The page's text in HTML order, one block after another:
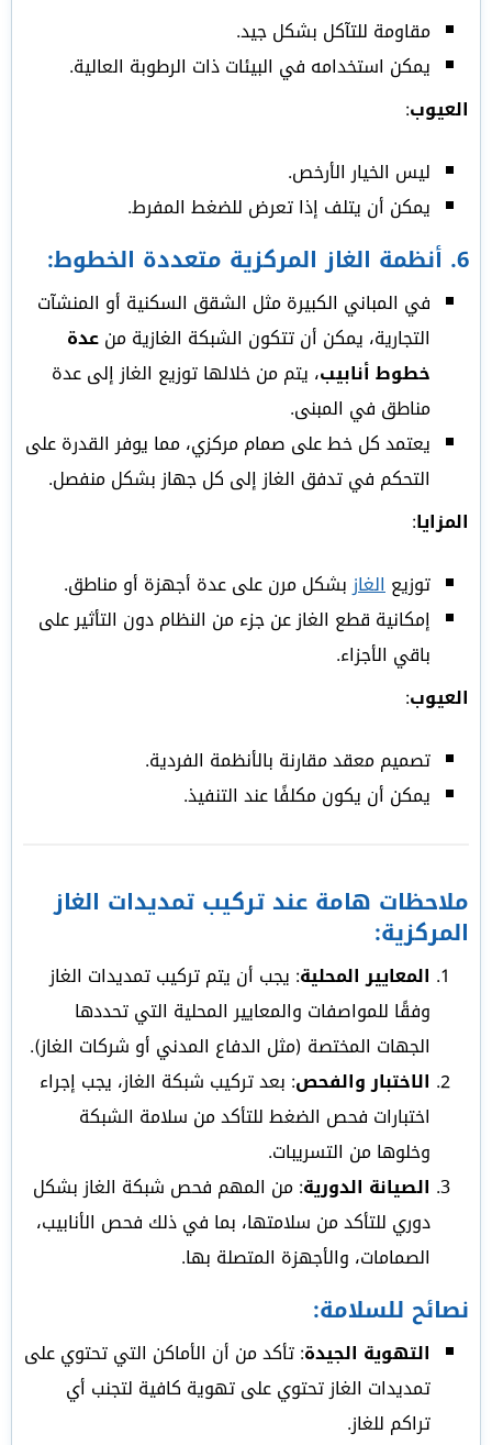
مقاومة للتآكل بشكل جيد.
يمكن استخدامه في البيئات ذات الرطوبة العالية.
العيوب:
ليس الخيار الأرخص.
يمكن أن يتلف إذا تعرض للضغط المفرط.
6. أنظمة الغاز المركزية متعددة الخطوط:
في المباني الكبيرة مثل الشقق السكنية أو المنشآت
التجارية، يمكن أن تتكون الشبكة الغازية منعدة
خطوط أنابيب، يتم من خلالها توزيع الغاز إلى عدة
مناطق في المبنى.
يعتمد كل خط على صمام مركزي، مما يوفر القدرة على
التحكم في تدفق الغاز إلى كل جهاز بشكل منفصل.
المزايا:
توزيعالغاز بشكل مرن على عدة أجهزة أو مناطق.
إمكانية قطع الغاز عن جزء من النظام دون التأثير على
باقي الأجزاء.
العيوب:
تصميم معقد مقارنة بالأنظمة الفردية.
يمكن أن يكون مكلفًا عند التنفيذ.
ملاحظات هامة عند تركيب تمديدات الغاز
المركزية:
المعايير المحلية: يجب أن يتم تركيب تمديدات الغاز
وفقًا للمواصفات والمعايير المحلية التي تحددها
الجهات المختصة (مثل الدفاع المدني أو شركات الغاز).
الاختبار والفحص: بعد تركيب شبكة الغاز، يجب إجراء
اختبارات فحص الضغط للتأكد من سلامة الشبكة
وخلوها من التسريبات.
الصيانة الدورية: من المهم فحص شبكة الغاز بشكل
دوري للتأكد من سلامتها، بما في ذلك فحص الأنابيب،
الصمامات، والأجهزة المتصلة بها.
نصائح للسلامة:
التهوية الجيدة: تأكد من أن الأماكن التي تحتوي على
تمديدات الغاز تحتوي على تهوية كافية لتجنب أي
تراكم للغاز.